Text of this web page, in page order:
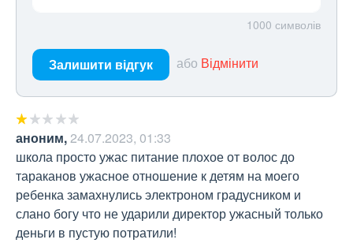
1000 символів
Залишити відгук або Відмінити
аноним,24.07.2023, 01:33
школа просто ужас питание плохое от волос до
тараканов ужасное отношение к детям на моего
ребенка замахнулись электроном градусником и
слано богу что не ударили директор ужасный только
деньги в пустую потратили!